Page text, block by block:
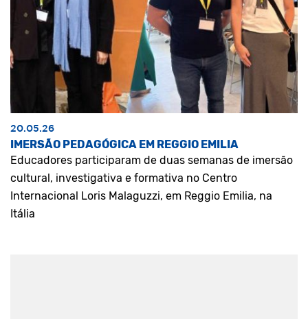
20.05.26
IMERSÃO PEDAGÓGICA EM REGGIO EMILIA
Educadores participaram de duas semanas de imersão
cultural, investigativa e formativa no Centro
Internacional Loris Malaguzzi, em Reggio Emilia, na
Itália